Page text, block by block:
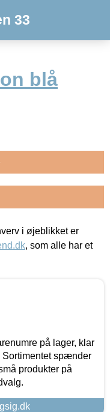
33
blå
i øjeblikket er
, som alle har et
på lager, klar
Sortimentet spænder
produkter på